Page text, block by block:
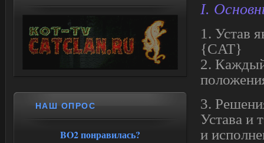
I.
1. Устав
{CAT}
2. Каждый
3.
Устава и
и
НАШ ОПРОС
BO2 понравилась?